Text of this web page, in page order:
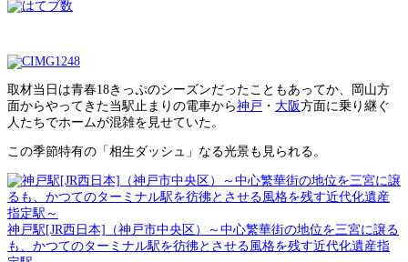
取材当日は青春18きっぷのシーズンだったこともあってか、岡山方
面からやってきた当駅止まりの電車から神戸 ・ 大阪方面に乗り継ぐ
人たちでホームが混雑を見せていた。
この季節特有の「相生ダッシュ」なる光景も見られる。
神戸駅[JR西日本]（神戸市中央区）～中心繁華街の地位を三宮に譲る
も、かつてのターミナル駅を彷彿とさせる風格を残す近代化遺産指